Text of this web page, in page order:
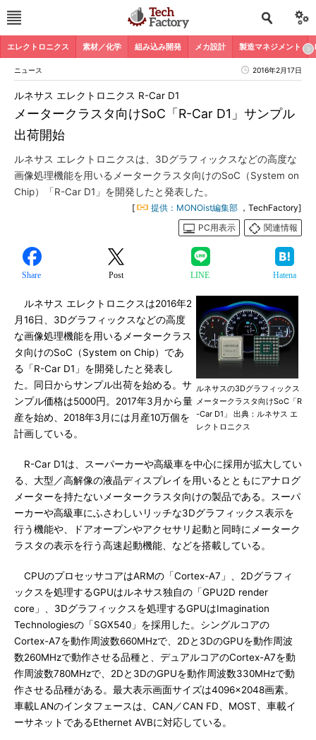
エレクトロニクス 素材／化学 組み込み開発 メカ設計 製造マネジメント
ニュース 2016年2月17日
メータークラスタ向けSoC「R-Car D1」サンプル
出荷開始
ルネサス エレクトロニクス R-Car D1
ルネサス エレクトロニクスは、3Dグラフィックスなどの高度な
画像処理機能を用いるメータークラスタ向けのSoC（System on
Chip）「R-Car D1」を開発したと発表した。
[ 提供：MONOist編集部 ，TechFactory]
PC用表示
関連情報
Share Post LINE Hatena
ルネサスの3Dグラフィックス
メータークラスタ向けSoC「R
-Car D1」 出典：ルネサス エ
レクトロニクス
ルネサス エレクトロニクスは2016年2
月16日、3Dグラフィックスなどの高度
な画像処理機能を用いるメータークラス
タ向けのSoC（System on Chip）であ
る「R-Car D1」を開発したと発表し
た。同日からサンプル出荷を始める。サ
ンプル価格は5000円。2017年3月から量
産を始め、2018年3月には月産10万個を
計画している。
R-Car D1は、スーパーカーや高級車を中心に採用が拡大してい
る、大型／高解像の液晶ディスプレイを用いるとともにアナログ
メーターを持たないメータークラスタ向けの製品である。スーパ
ーカーや高級車にふさわしいリッチな3Dグラフィックス表示を
行う機能や、ドアオープンやアクセサリ起動と同時にメーターク
ラスタの表示を行う高速起動機能、などを搭載している。
CPUのプロセッサコアはARMの「Cortex-A7」、2Dグラフィ
ックスを処理するGPUはルネサス独自の「GPU2D render
core」、3Dグラフィックスを処理するGPUはImagination
Technologiesの「SGX540」を採用した。シングルコアの
Cortex-A7を動作周波数660MHzで、2Dと3DのGPUを動作周波
数260MHzで動作させる品種と、デュアルコアのCortex-A7を動
作周波数780MHzで、2Dと3DのGPUを動作周波数330MHzで動
作させる品種がある。最大表示画面サイズは4096×2048画素。
車載LANのインタフェースは、CAN／CAN FD、MOST、車載イ
ーサネットであるEthernet AVBに対応している。